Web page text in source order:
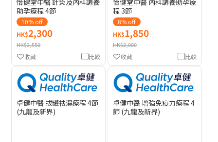
怡健堂中醫 針灸及內科調養
助孕療程 4節
10% off
HK$2,300
HK$2,550
比較
收藏
怡健堂中醫 內科調養助孕療
程 3節
8% off
HK$1,850
HK$2,000
比較
收藏
卓健中醫 拔罐祛濕療程 4節
(九龍及新界)
卓健中醫 增強免疫力療程 4
節 (九龍及新界)